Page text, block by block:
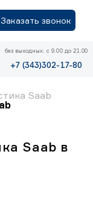
Заказать звонок
без выходных: с 9.00 до 21.00
+7 (343)302-17-80
Saab
Saab в